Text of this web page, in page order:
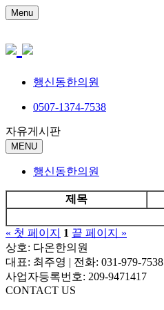
Menu
행신동한의원
0507-1374-7538
자유게시판
MENU
행신동한의원
제목
« 첫 페이지
1 끝 페이지 »
상호: 다온한의원
대표: 최주영 | 전화: 031-979-7538
사업자등록번호: 209-9471417
CONTACT US